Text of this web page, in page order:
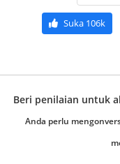
Suka106k
Beri penilaian untuk
Anda perlu